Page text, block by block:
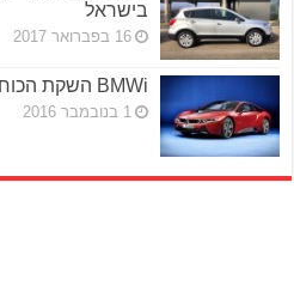
בישראל
16 בפברואר 2017
BMWi השקת הכוח של המחר
1 בנובמבר 2016